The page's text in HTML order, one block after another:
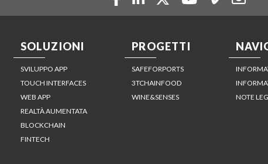
SOLUZIONI
SVILUPPO APP
TOUCH INTERFACES
WEB APP
REALTÀ AUMENTATA
BLOCKCHAIN
FINTECH
PROGETTI
SAFEFORPORTS
3TCHAINFOOD
WINE&SENSES
NOTE